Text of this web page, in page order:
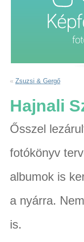
« Zsuzsi & Gergő
Hajnali
Ősszel
fotókönyv
albumok is
a nyárra.
is.